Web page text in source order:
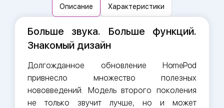
Описание Характеристики
Больше звука. Больше функций.
Знакомый дизайн
Долгожданное обновление HomePod
привнесло множество полезных
нововведений. Модель второго поколения
не только звучит лучше, но и может